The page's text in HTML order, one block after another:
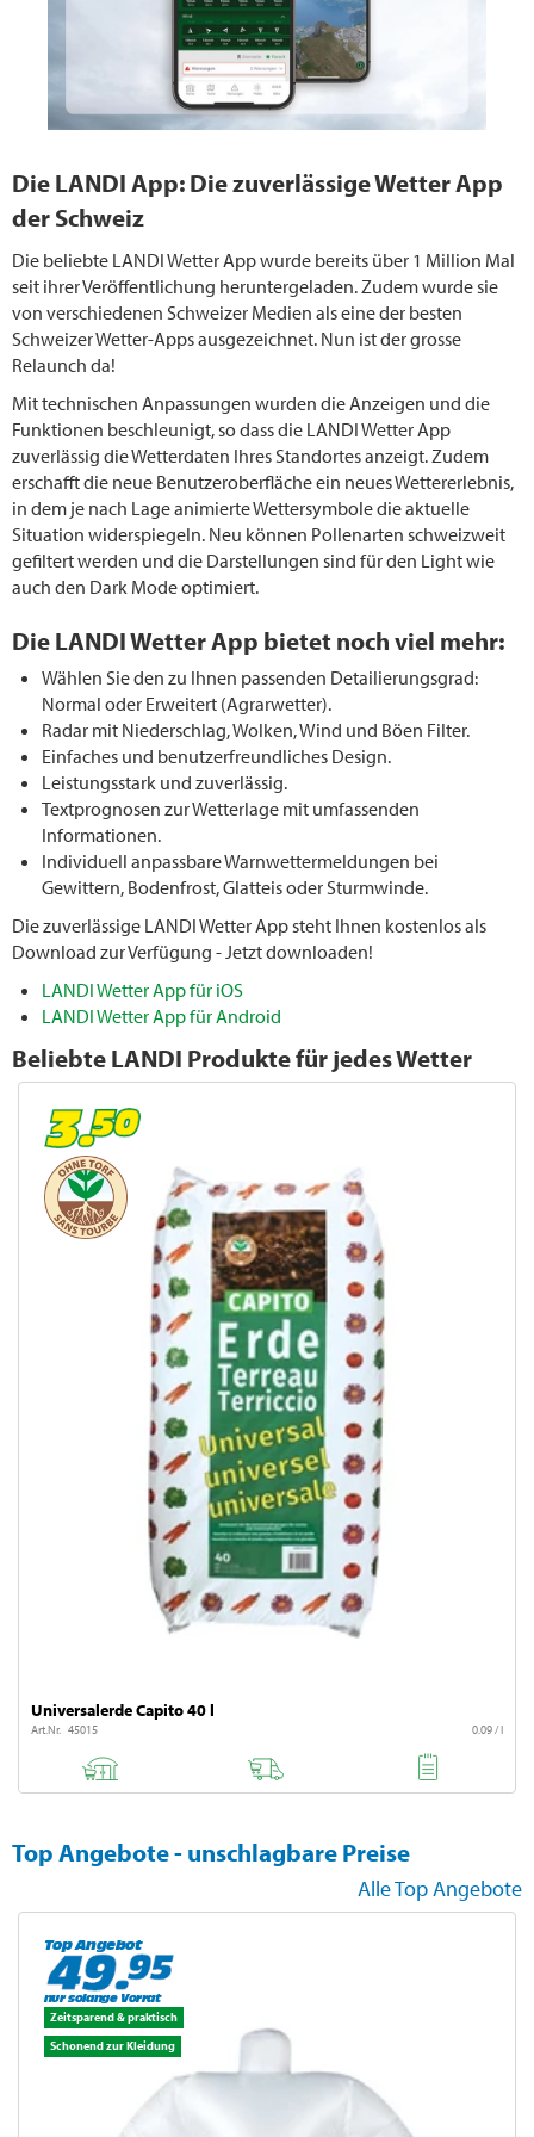
Die LANDI App: Die zuverlässige Wetter App
der Schweiz
Die beliebte LANDI Wetter App wurde bereits über 1 Million Mal
seit ihrer Veröffentlichung heruntergeladen. Zudem wurde sie
von verschiedenen Schweizer Medien als eine der besten
Schweizer Wetter-Apps ausgezeichnet. Nun ist der grosse
Relaunch da!
Mit technischen Anpassungen wurden die Anzeigen und die
Funktionen beschleunigt, so dass die LANDI Wetter App
zuverlässig die Wetterdaten Ihres Standortes anzeigt. Zudem
erschafft die neue Benutzeroberfläche ein neues Wettererlebnis,
in dem je nach Lage animierte Wettersymbole die aktuelle
Situation widerspiegeln. Neu können Pollenarten schweizweit
gefiltert werden und die Darstellungen sind für den Light wie
auch den Dark Mode optimiert.
Die LANDI Wetter App bietet noch viel mehr:
Wählen Sie den zu Ihnen passenden Detailierungsgrad:
Normal oder Erweitert (Agrarwetter).
Radar mit Niederschlag, Wolken, Wind und Böen Filter.
Einfaches und benutzerfreundliches Design.
Leistungsstark und zuverlässig.
Textprognosen zur Wetterlage mit umfassenden
Informationen.
Individuell anpassbare Warnwettermeldungen bei
Gewittern, Bodenfrost, Glatteis oder Sturmwinde.
Die zuverlässige LANDI Wetter App steht Ihnen kostenlos als
Download zur Verfügung - Jetzt downloaden!
LANDI Wetter App für iOS
LANDI Wetter App für Android
Beliebte LANDI Produkte für jedes Wetter
Universalerde Capito 40 l
Art.Nr. 45015 0.09 / l
Top Angebote - unschlagbare Preise
Alle Top Angebote
Top Angebot
nur solange Vorrat
Zeitsparend & praktisch
Schonend zur Kleidung